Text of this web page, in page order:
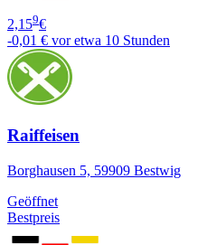
2,159€
-0,01 € vor etwa 10 Stunden
Raiffeisen
Borghausen 5, 59909 Bestwig
Geöffnet
Bestpreis